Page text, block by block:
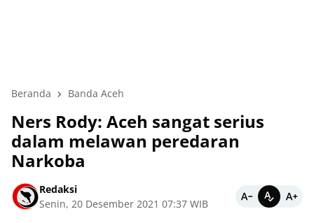
Beranda Banda Aceh
Ners Rody: Aceh sangat serius
dalam melawan peredaran
Narkoba
Redaksi
Senin, 20 Desember 2021 07:37 WIB